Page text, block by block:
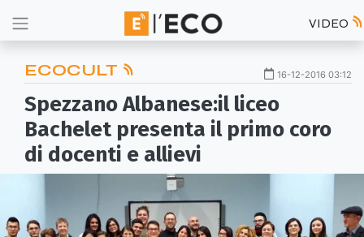
VIDEO
ECOCULT 16-12-2016 03:12
Spezzano Albanese:il liceo
Bachelet presenta il primo coro
di docenti e allievi